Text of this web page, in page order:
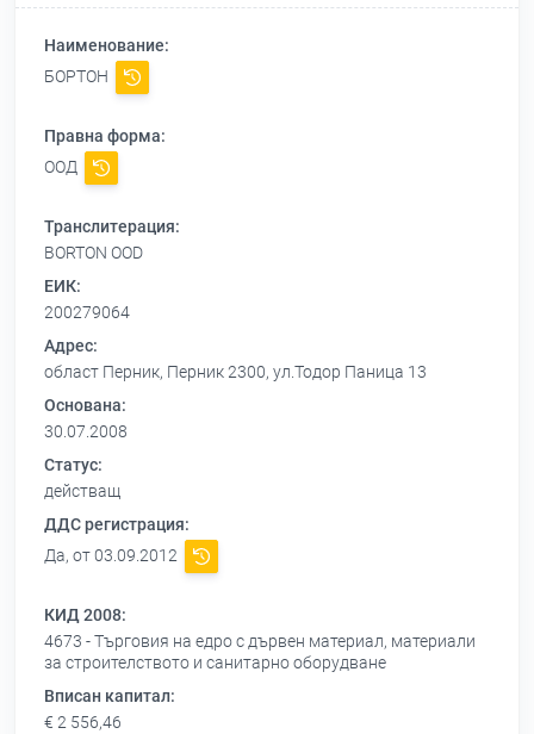
Наименование:
БОРТОН
Правна форма:
ООД
Транслитерация:
BORTON OOD
ЕИК:
200279064
Адрес:
област Перник, Перник 2300, ул.Тодор Паница 13
Основана:
30.07.2008
Статус:
действащ
ДДС регистрация:
Да, от 03.09.2012
КИД 2008:
4673 - Търговия на едро с дървен материал, материали
за строителството и санитарно оборудване
Вписан капитал:
€ 2 556,46